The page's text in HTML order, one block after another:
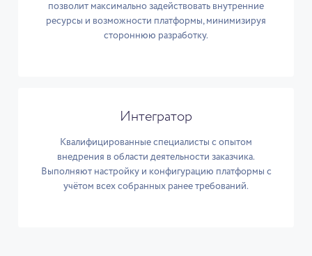
позволит максимально задействовать внутренние
ресурсы и возможности платформы, минимизируя
стороннюю разработку.
Интегратор
Квалифицированные специалисты с опытом
внедрения в области деятельности заказчика.
Выполняют настройку и конфигурацию платформы с
учётом всех собранных ранее требований.